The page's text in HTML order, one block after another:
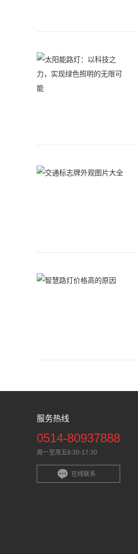
服务热线
0514-80937888
周一至周五8:30-17:30
在线联系